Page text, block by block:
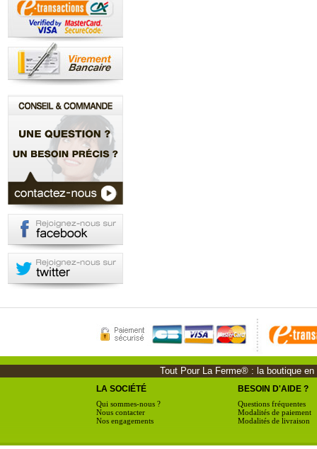
Tout Pour La Ferme® : la boutique
LA SOCIÉTÉ
Qui sommes-nous ?
Nous contacter
Nos engagements
BESOIN D'AIDE ?
Questions fréquentes
Modalités de paiement
Modalités de livraison